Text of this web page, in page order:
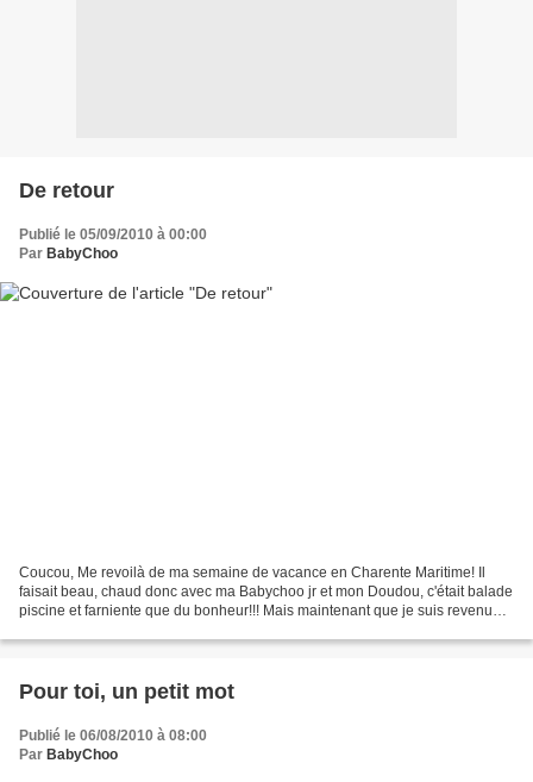
De retour
Publié le 05/09/2010 à 00:00
Par BabyChoo
Coucou, Me revoilà de ma semaine de vacance en Charente Maritime! Il
faisait beau, chaud donc avec ma Babychoo jr et mon Doudou, c'était balade
piscine et farniente que du bonheur!!! Mais maintenant que je suis revenue
Pour toi, un petit mot
Publié le 06/08/2010 à 08:00
Par BabyChoo